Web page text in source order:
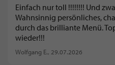
Einfach nur toll !!!!!!!! Und
Wahnsinnig persönliches,
durch das brilliante Menü.
wieder!!!
Wolfgang E., 29.07.2026